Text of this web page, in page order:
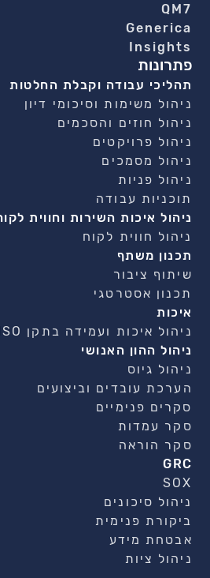
QM7
Generica
Insights
פתרונות
תהליכי עבודה וקבלת החלטות
ניהול משימות וסיכומי דיון
ניהול חוזים והסכמים
ניהול פרויקטים
ניהול מסמכים
ניהול פניות
תוכניות עבודה
ניהול איכות השירות וחווית
ניהול חווית לקוח
תכנון משתף
שיתוף ציבור
תכנון אסטרטגי
איכות
ניהול איכות ועמידה בתקן ISO
ניהול ההון האנושי
ניהול גיוס
הערכת עובדים וביצועים
סקרים פנימיים
סקר עמדות
סקר הוראה
GRC
SOX
ניהול סיכונים
ביקורת פנימית
אבטחת מידע
ניהול ציות